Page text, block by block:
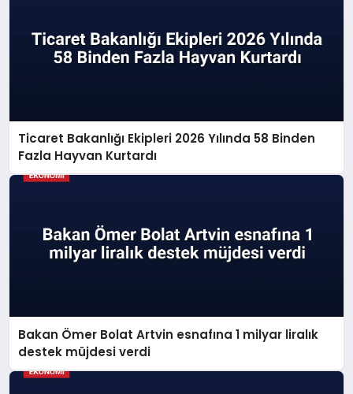
Ticaret Bakanlığı Ekipleri 2026 Yılında 58 Binden
Fazla Hayvan Kurtardı
Bakan Ömer Bolat Artvin esnafına 1 milyar liralık
destek müjdesi verdi